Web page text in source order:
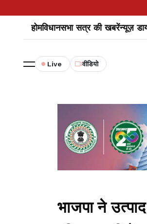
होमविधानसभा सत्र की खबरेंन्यूज़
Live वीडियो
भाजपा ने